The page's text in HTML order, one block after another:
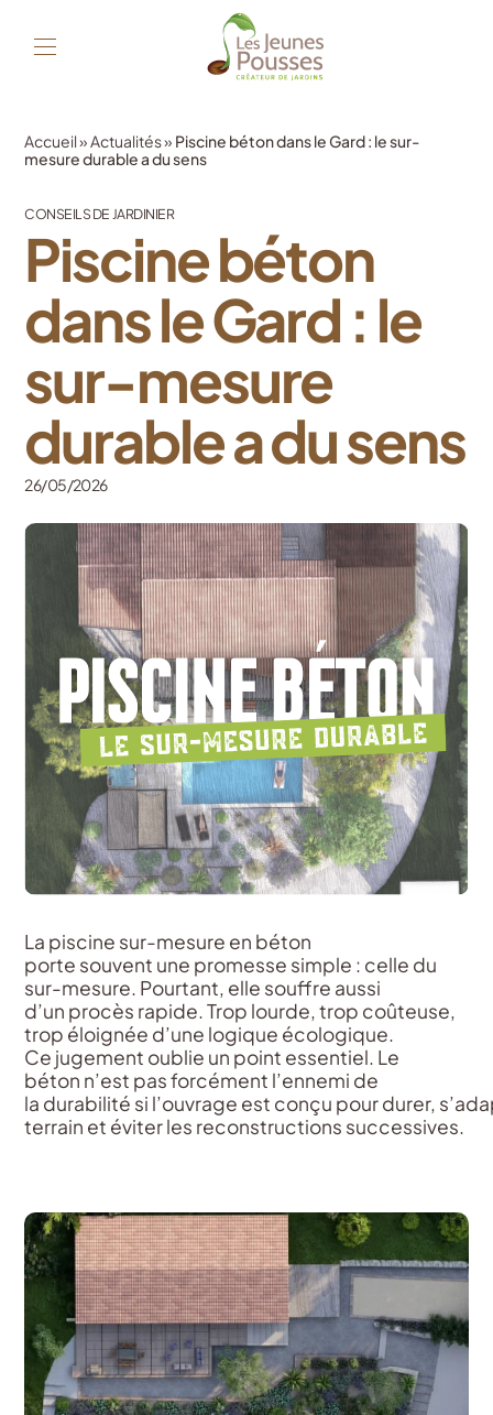
Accueil»Actualités» Piscine béton dans le Gard : le sur-
mesure durable a du sens
CONSEILS DE JARDINIER
Piscine béton
dans le Gard : le
sur-mesure
durable a du sens
26/05/2026
La piscine sur-mesure en béton
porte souvent une promesse simple : celle du
sur-mesure. Pourtant, elle souffre aussi
d’un procès rapide. Trop lourde, trop coûteuse,
trop éloignée d’une logique écologique.
Ce jugement oublie un point essentiel. Le
béton n’est pasforcément l’ennemi de
la durabilité si l’ouvrage est conçu pourdurer,
terrain et éviterles reconstructions successives.